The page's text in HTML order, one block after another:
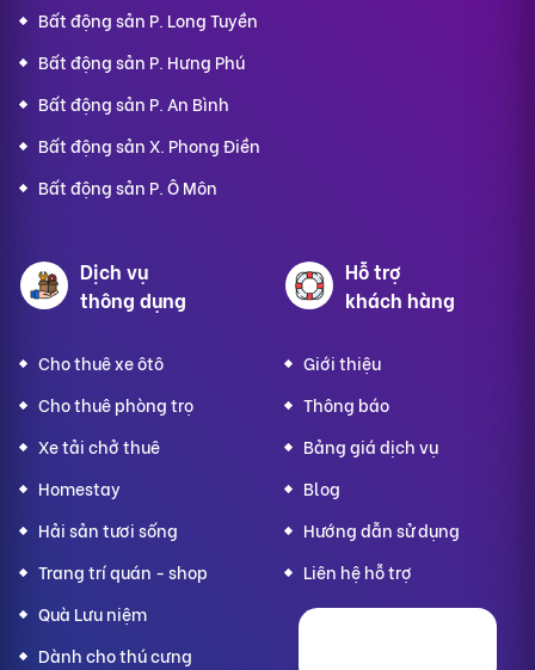
Bất động sản P. Long Tuyền
Bất động sản P. Hưng Phú
Bất động sản P. An Bình
Bất động sản X. Phong Điền
Bất động sản P. Ô Môn
Dịch vụ
thông dụng
Cho thuê xe ôtô
Cho thuê phòng trọ
Xe tải chở thuê
Homestay
Hải sản tươi sống
Trang trí quán - shop
Quà Lưu niệm
Dành cho thú cưng
Hỗ trợ
khách hàng
Giới thiệu
Thông báo
Bảng giá dịch vụ
Blog
Hướng dẫn sử dụng
Liên hệ hỗ trợ